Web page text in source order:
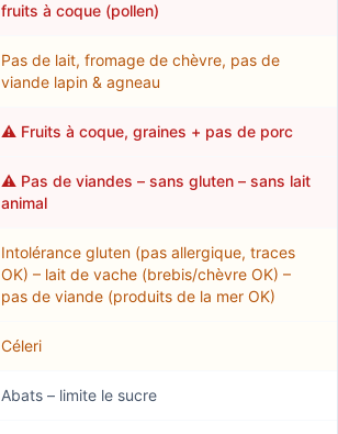
fruits à coque (pollen)
Pas de lait, fromage de chèvre, pas de
viande lapin & agneau
⚠️ Fruits à coque, graines + pas de porc
⚠️ Pas de viandes – sans gluten – sans lait
animal
Intolérance gluten (pas allergique, traces
OK) – lait de vache (brebis/chèvre OK) –
pas de viande (produits de la mer OK)
Céleri
Abats – limite le sucre